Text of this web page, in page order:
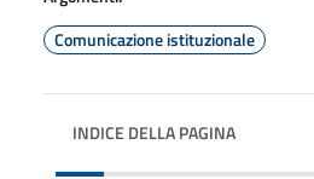
Comunicazione istituzionale
INDICE DELLA PAGINA